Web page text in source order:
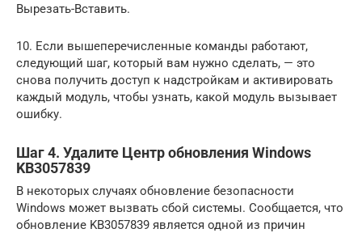
Вырезать-Вставить.
10. Если вышеперечисленные команды работают,
следующий шаг, который вам нужно сделать, — это
снова получить доступ к надстройкам и активировать
каждый модуль, чтобы узнать, какой модуль вызывает
ошибку.
Шаг 4. Удалите Центр обновления Windows
KB3057839
В некоторых случаях обновление безопасности
Windows может вызвать сбой системы. Сообщается, что
обновление KB3057839 является одной из причин